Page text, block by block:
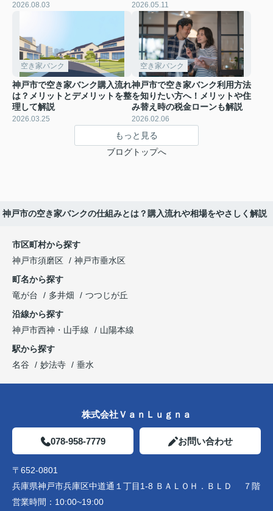
2026.08.03 2026.05.11
空き家バンク
神戸市で空き家バンク購入流れ
は？メリットとデメリットを整
理して解説
2026.03.25
空き家バンク
神戸市で空き家バンク利用方法
を知りたい方へ！メリットや住
み替え時の税金ローンも解説
2026.02.06
もっと見る
ブログトップへ
神戸市の空き家バンクの仕組みとは？購入流れや相場をやさしく解説
市区町村から探す
神戸市須磨区
神戸市垂水区
町名から探す
竜が台
多井畑
つつじが丘
沿線から探す
神戸市西神・山手線
山陽本線
駅から探す
名谷
妙法寺 垂水
株式会社ＶａｎＬｕｇｎａ
078-958-7779 お問い合わせ
〒652-0801
兵庫県神戸市兵庫区中道通１丁目1-8 ＢＡＬＯＨ．ＢＬＤ ７階
営業時間： 10:00~19:00